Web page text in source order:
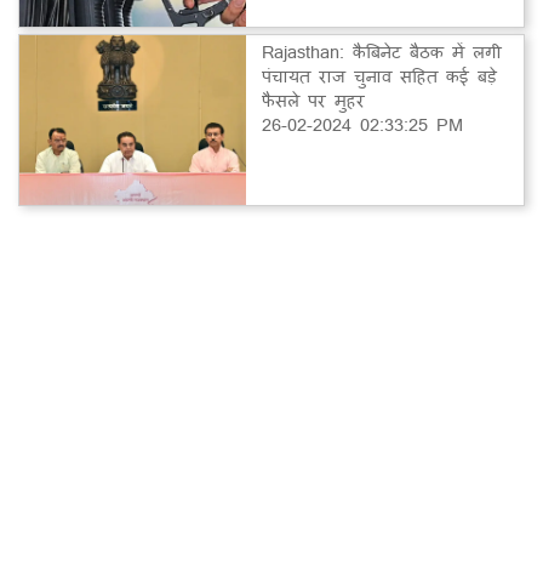
Rajasthan: कैबिनेट बैठक में लगी
पंचायत राज चुनाव सहित कई बड़े
फैसले पर मुहर
26-02-2024 02:33:25 PM